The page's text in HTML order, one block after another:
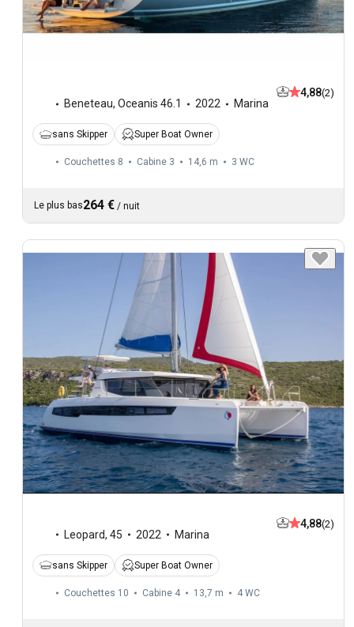
Beneteau, Oceanis 46.1 2022 Marina
4,88(2)
sans Skipper Super Boat Owner
Couchettes 8 Cabine 3 14,6 m 3 WC
Le plus bas264 € / nuit
Leopard, 45 2022 Marina
4,88(2)
sans Skipper Super Boat Owner
Couchettes 10 Cabine 4 13,7 m 4 WC